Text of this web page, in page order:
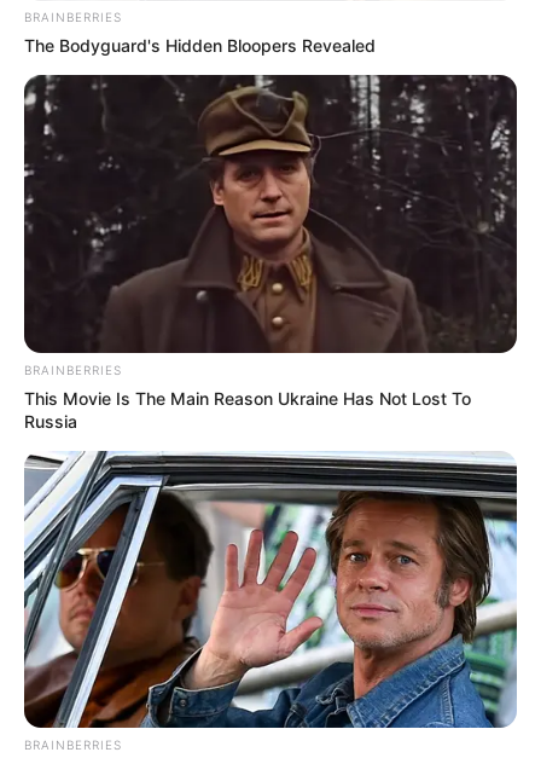
BRAINBERRIES
The Bodyguard's Hidden Bloopers Revealed
BRAINBERRIES
This Movie Is The Main Reason Ukraine Has Not Lost To
Russia
BRAINBERRIES